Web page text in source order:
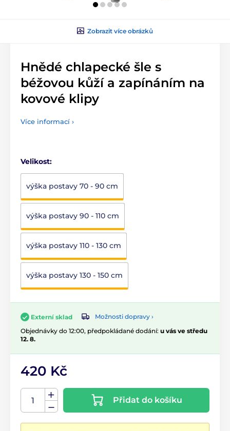
Zobrazit více obrázků
Hnědé chlapecké šle s
béžovou kůží a zapínáním na
kovové klipy
Více informací ›
Velikost:
výška postavy 70 - 90 cm
výška postavy 90 - 110 cm
výška postavy 110 - 130 cm
výška postavy 130 - 150 cm
Externí sklad
Možnosti dopravy ›
Objednávky do 12:00, předpokládané dodání: u vás ve středu
12. 8.
420 Kč
Přidat do košíku